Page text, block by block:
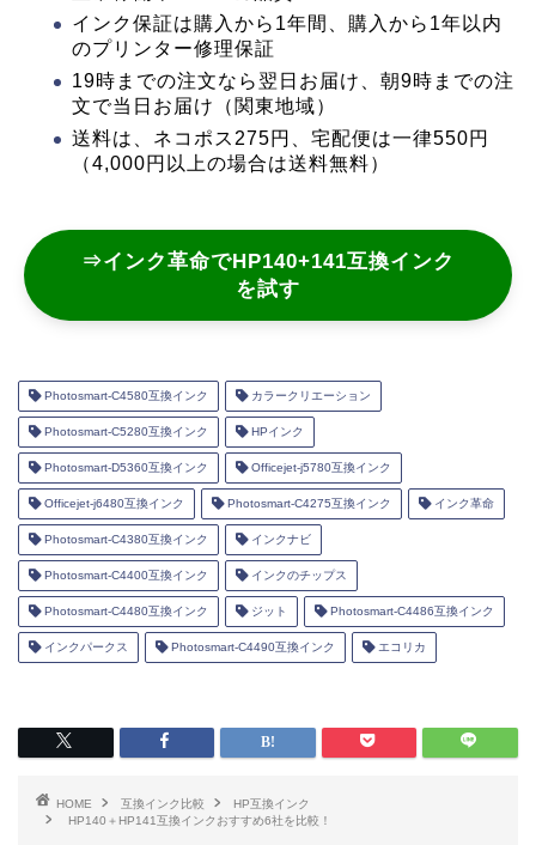
インク保証は購入から1年間、購入から1年以内
のプリンター修理保証
19時までの注文なら翌日お届け、朝9時までの注
文で当日お届け（関東地域）
送料は、ネコポス275円、宅配便は一律550円
（4,000円以上の場合は送料無料）
⇒インク革命でHP140+141互換インク
を試す
Photosmart-C4580互換インク カラークリエーション
Photosmart-C5280互換インク HPインク
Photosmart-D5360互換インク Officejet-j5780互換インク
Officejet-j6480互換インク Photosmart-C4275互換インク インク革命
Photosmart-C4380互換インク インクナビ
Photosmart-C4400互換インク インクのチップス
Photosmart-C4480互換インク ジット Photosmart-C4486互換インク
インクパークス Photosmart-C4490互換インク エコリカ
HOME 互換インク比較
HP互換インク
HP140＋HP141互換インクおすすめ6社を比較！